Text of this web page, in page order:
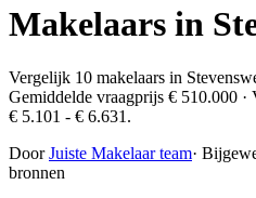
Makelaars in
Vergelijk 10 makelaars in
Gemiddelde vraagprijs € 510.000 ·
€ 5.101 - € 6.631.
DoorJuiste Makelaar team·
bronnen